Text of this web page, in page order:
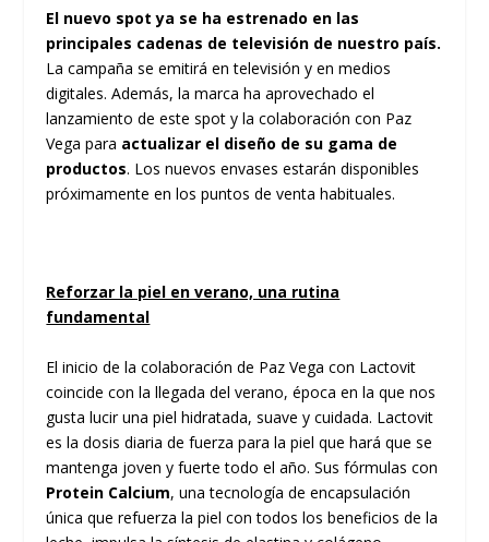
El nuevo spot ya se ha estrenado en las
principales cadenas de televisión de nuestro país.
La campaña se emitirá en televisión y en medios
digitales. Además, la marca ha aprovechado el
lanzamiento de este spot y la colaboración con Paz
Vega para actualizar el diseño de su gama de
productos. Los nuevos envases estarán disponibles
próximamente en los puntos de venta habituales.
Reforzar la piel en verano, una rutina
fundamental
El inicio de la colaboración de Paz Vega con Lactovit
coincide con la llegada del verano, época en la que nos
gusta lucir una piel hidratada, suave y cuidada. Lactovit
es la dosis diaria de fuerza para la piel que hará que se
mantenga joven y fuerte todo el año. Sus fórmulas con
Protein Calcium, una tecnología de encapsulación
única que refuerza la piel con todos los beneficios de la